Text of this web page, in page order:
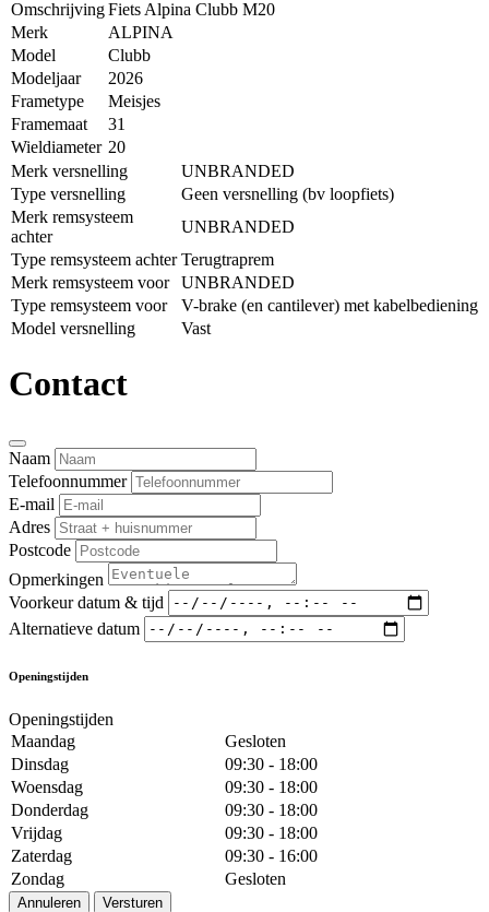
OmschrijvingFiets Alpina Clubb M20
Merk
ALPINA
Model
Clubb
Modeljaar
2026
Frametype
Meisjes
Framemaat
31
Wieldiameter 20
Merk versnelling
UNBRANDED
Type versnelling
Geen versnelling (bv loopfiets)
Merk remsysteem
achter
UNBRANDED
Type remsysteem achter Terugtraprem
Merk remsysteem voor
UNBRANDED
Type remsysteem voor
V-brake (en cantilever) met kabelbediening
Model versnelling
Vast
Contact
Naam
Telefoonnummer
E-mail
Adres
Postcode
Opmerkingen
Voorkeur datum & tijd
Alternatieve datum
Openingstijden
Openingstijden
Maandag
Gesloten
Dinsdag
09:30 - 18:00
Woensdag
09:30 - 18:00
Donderdag
09:30 - 18:00
Vrijdag
09:30 - 18:00
Zaterdag
09:30 - 16:00
Zondag
Gesloten
Annuleren Versturen